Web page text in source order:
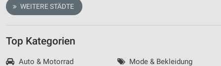
WEITERE STÄDTE
Top Kategorien
Auto & Motorrad
Mode & Bekleidung
Funktional